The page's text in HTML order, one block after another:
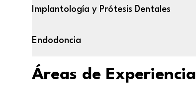
Implantología y Prótesis Dentales
Endodoncia
Áreas de Experiencia